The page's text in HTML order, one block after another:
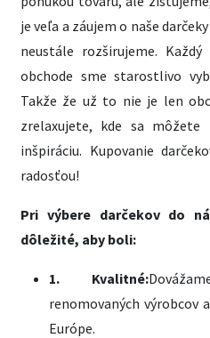
je veľa a záujem o naše
neustále rozširujeme.
obchode sme starostlivo
Takže že už to nie je len
zrelaxujete, kde sa
inšpiráciu. Kupovanie
radosťou!
Pri výbere darčekov do
dôležité, aby boli:
1. Kvalitné:
renomovaných výrobcov
Európe.